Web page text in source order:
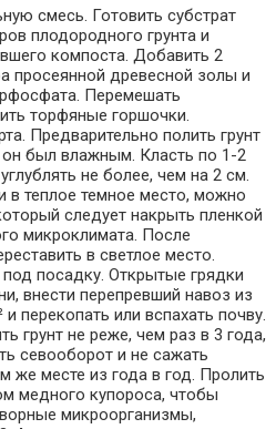
смесь. Готовить субстрат
плодородного грунта и
компоста. Добавить 2
просеянной древесной золы и
Перемешать
торфяные горшочки.
Предварительно полить грунт
он был влажным. Класть по 1-2
не более, чем на 2 см.
в теплое темное место, можно
следует накрыть пленкой
микроклимата. После
в светлое место.
посадку. Открытые грядки
внести перепревший навоз из
перекопать или вспахать почву.
грунт не реже, чем раз в 3 года,
севооборот и не сажать
же месте из года в год. Пролить
медного купороса, чтобы
микроорганизмы,